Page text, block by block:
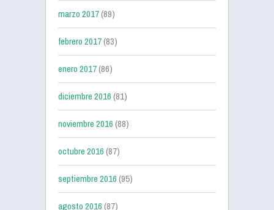
marzo 2017(89)
febrero 2017(83)
enero 2017(86)
diciembre 2016(81)
noviembre 2016(88)
octubre 2016(87)
septiembre 2016(95)
agosto 2016(87)